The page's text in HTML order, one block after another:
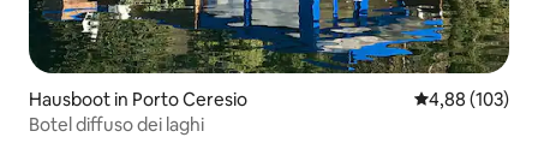
Hausboot in Porto Ceresio
4,88 (103)
Botel diffuso dei laghi